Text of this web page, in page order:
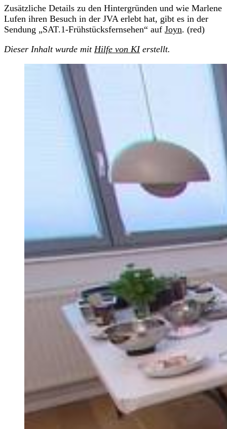
Zusätzliche Details zu den Hintergründen und wie Marlene
Lufen ihren Besuch in der JVA erlebt hat, gibt es in der
Sendung „SAT.1-Frühstücksfernsehen“ auf Joyn. (red)
Dieser Inhalt wurde mit Hilfe von KIerstellt.